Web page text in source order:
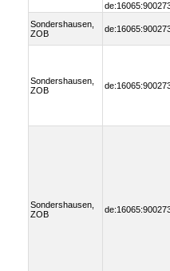
Sondershausen,
ZOB
Sondershausen,
ZOB
Sondershausen,
ZOB